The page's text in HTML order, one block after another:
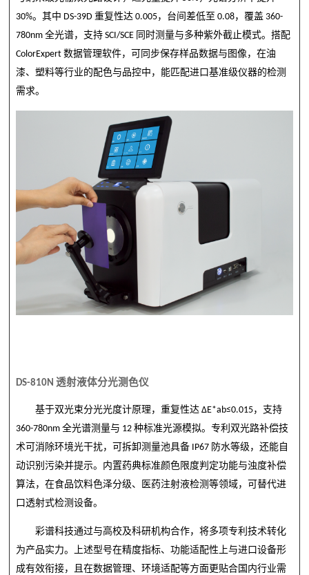
30%。其中 DS-39D重复性达0.005，台间差低至0.08，覆盖 360-
780nm全光谱，支持SCI/SCE 同时测量与多种紫外截止模式。搭配
ColorExpert数据管理软件，可同步保存样品数据与图像，在油
漆、塑料等行业的配色与品控中，能匹配进口基准级仪器的检测
需求。
DS-810N透射液体分光测色仪
基于双光束分光光度计原理，重复性达 ΔE*ab≤0.015，支持
360-780nm全光谱测量与 12种标准光源模拟。专利双光路补偿技
术可消除环境光干扰，可拆卸测量池具备 IP67 防水等级，还能自
动识别污染并提示。内置药典标准颜色限度判定功能与浊度补偿
算法，在食品饮料色泽分级、医药注射液检测等领域，可替代进
口透射式检测设备。
彩谱科技通过与高校及科研机构合作，将多项专利技术转化
为产品实力。上述型号在精度指标、功能适配性上与进口设备形
成有效衔接，且在数据管理、环境适配等方面更贴合国内行业需